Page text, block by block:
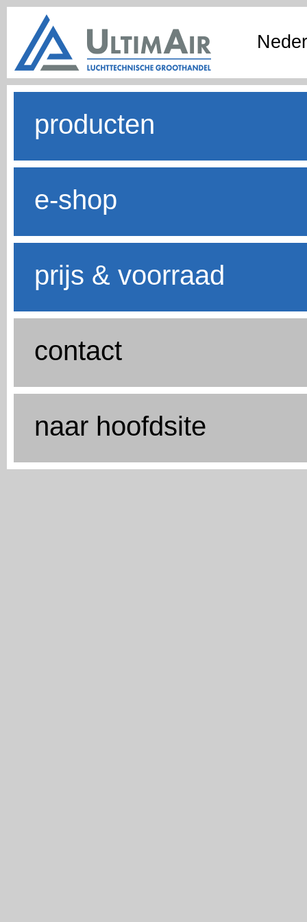
producten
e-shop
prijs & voorraad
contact
naar hoofdsite